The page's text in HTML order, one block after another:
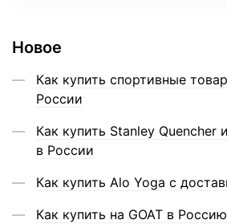
Новое
Как купить спортивные
России
Как купить Stanley Quencher
в России
Как купить Alo Yoga с
Как купить на GOAT в Россию